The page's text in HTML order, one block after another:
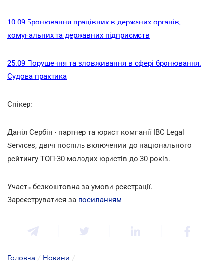
10.09 Бронювання працівників держаних органів,
комунальних та державних підприємств
25.09 Порушення та зловживання в сфері бронювання.
Судова практика
Спікер:
Даніл Сербін - партнер та юрист компанії IBC Legal
Services, двічі поспіль включений до національного
рейтингу ТОП-30 молодих юристів до 30 років.
Участь безкоштовна за умови реєстрації.
Зареєструватися за посиланням
Головна / Новини /